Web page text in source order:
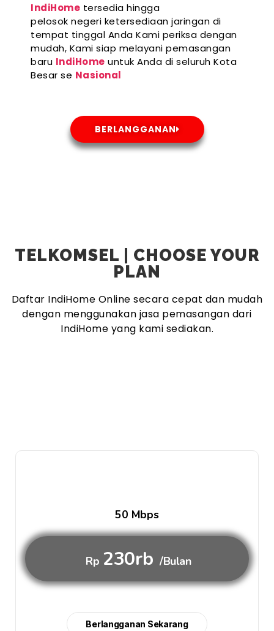
IndiHome tersedia hingga
pelosok negeri ketersediaan jaringan di
tempat tinggal Anda Kami periksa dengan
mudah, Kami siap melayani pemasangan
baru IndiHome untuk Anda di seluruh Kota
Besar se Nasional
BERLANGGANAN
TELKOMSEL | CHOOSE YOUR
PLAN
Daftar IndiHome Online secara cepat dan mudah
dengan menggunakan jasa pemasangan dari
IndiHome yang kami sediakan.
50 Mbps
Rp 230rb /Bulan
Berlangganan Sekarang